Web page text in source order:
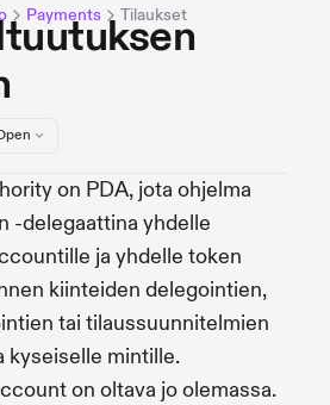
Payments Tilaukset
on PDA, jota ohjelma
-delegaattina yhdelle
ja yhdelle token
kiinteiden delegointien,
tai tilaussuunnitelmien
kyseiselle mintille.
on oltava jo olemassa.